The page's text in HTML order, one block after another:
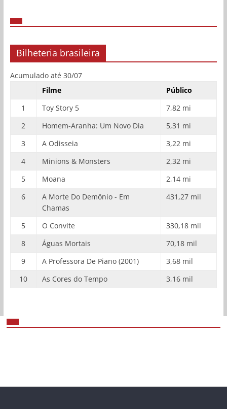
Bilheteria brasileira
Acumulado até 30/07
Filme
Público
1
Toy Story 5
7,82 mi
2
Homem-Aranha: Um Novo Dia
5,31 mi
3
A Odisseia
3,22 mi
4
Minions & Monsters
2,32 mi
5
Moana
2,14 mi
6
A Morte Do Demônio - Em
Chamas
431,27 mil
5 O Convite
330,18 mil
8
Águas Mortais
70,18 mil
9
A Professora De Piano (2001)
3,68 mil
10
As Cores do Tempo 3,16 mil